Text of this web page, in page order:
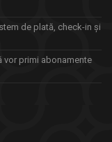
de plată, check-in și
vor primi abonamente